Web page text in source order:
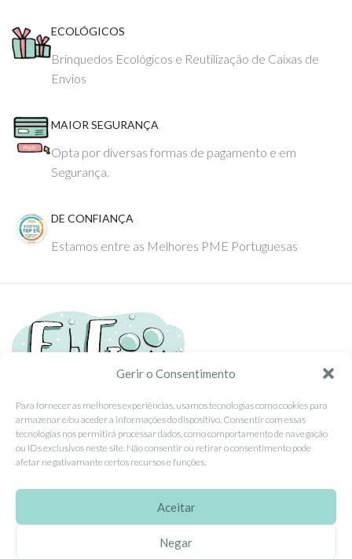
Gerir o Consentimento
Para fornecer as melhores experiências, usamos tecnologias como cookies para
armazenar e/ou aceder a informações do dispositivo. Consentir com essas
tecnologias nos permitirá processar dados, como comportamento de navegação
ou IDs exclusivos neste site. Não consentir ou retirar o consentimento pode
afetar negativamante certos recursos e funções.
Aceitar
Negar
ECOLÓGICOS
Brinquedos Ecológicos e Reutilização de Caixas de
Envios
MAIOR SEGURANÇA
Opta por diversas formas de pagamento e em
Segurança.
DE CONFIANÇA
Estamos entre as Melhores PME Portuguesas
Tel: (351) 234095278 Custo de Chamada para Rede Fixa Nacional
Email: info@ehgoom.com
Rua José Afonso, Nº 50, 3800-438 Aveiro, Portugal